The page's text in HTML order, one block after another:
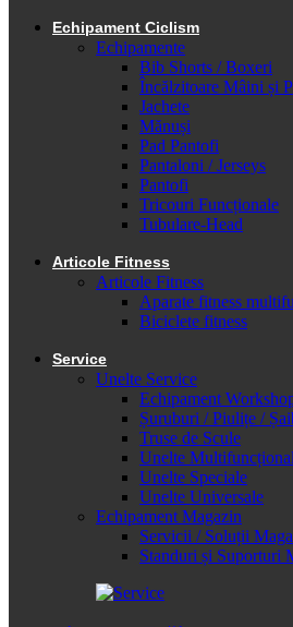
Echipament Ciclism
Echipamente
Bib Shorts / Boxeri
Încălzitoare Mâini și
Jachete
Mănuși
Pad Pantofi
Pantaloni / Jerseys
Pantofi
Tricouri Funcționale
Tubulare-Head
Articole Fitness
Articole Fitness
Aparate fitness
Biciclete fitness
Service
Unelte Service
Echipament
Șuruburi / Piulițe /
Truse de Scule
Unelte
Unelte Speciale
Unelte Universale
Echipament Magazin
Servicii / Soluții
Standuri și Suporturi